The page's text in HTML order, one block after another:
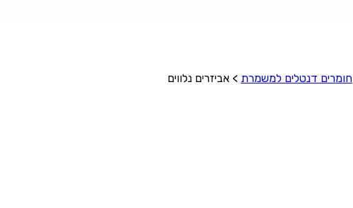
חומרים דנטלים למשמרת > אביזרים נלווים